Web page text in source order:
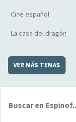
Cine español
La casa del dragón
VER MÁS TEMAS